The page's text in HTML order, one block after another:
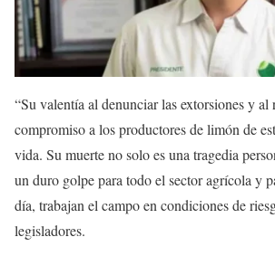
“Su valentía al denunciar las extorsiones y al
compromiso a los productores de limón de
vida. Su muerte no solo es una tragedia
un duro golpe para todo el sector agrícola y
día, trabajan el campo en condiciones de
legisladores.